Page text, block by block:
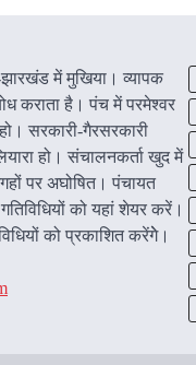
झारखंड में मुखिया। व्यापक
कराता है। पंच में परमेश्वर
सरकारी-गैरसरकारी
हो। संचालनकर्ता खुद में
पर अघोषित। पंचायत
को यहां शेयर करें।
को प्रकाशित करेंगेे।